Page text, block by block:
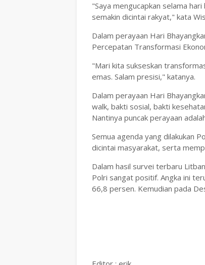
"Saya mengucapkan selama
semakin dicintai rakyat," kata
Dalam perayaan Hari
Percepatan Transformasi
"Mari kita sukseskan
emas. Salam presisi," katanya.
Dalam perayaan Hari
walk, bakti sosial, bakti
Nantinya puncak perayaan
Semua agenda yang dilakukan
dicintai masyarakat, serta
Dalam hasil survei terbaru
Polri sangat positif. Angka ini
66,8 persen. Kemudian pada